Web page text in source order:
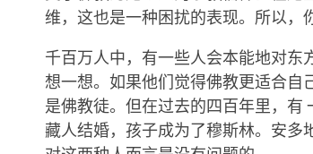
维，这也是一种困扰的表现。所以，
千百万人中，有一些人会本能地对东
想一想。如果他们觉得佛教更适合自
是佛教徒。但在过去的四百年里，有
藏人结婚，孩子成为了穆斯林。安多